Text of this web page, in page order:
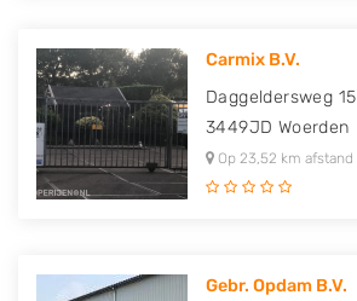
Carmix B.V.
Daggeldersweg 15
3449JD Woerden
Op 23,52 km afstand
Gebr. Opdam B.V.